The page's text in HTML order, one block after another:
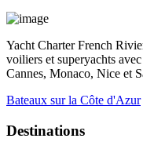
Yacht Charter French
voiliers et superyachts
Cannes, Monaco, Nice et
Bateaux sur la Côte d'Azur
Destinations